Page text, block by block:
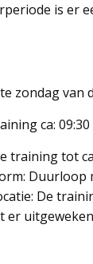
is er
zondag van
ca:
training tot
Duurloop
De
er